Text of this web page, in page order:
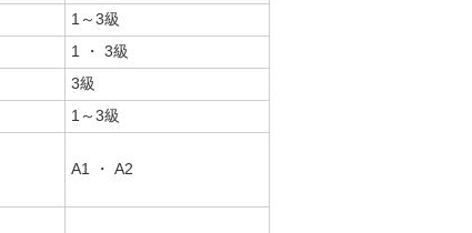
1～3級
1 ・ 3級
3級
1～3級
A1 ・ A2